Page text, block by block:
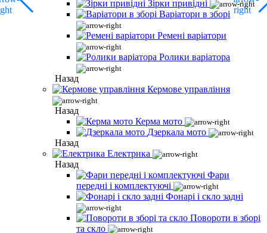
Зірки привідні
Варіатори в зборі
Ремені варіатори
Ролики варіатора
Назад
Кермове управління
Назад
Керма мото
Дзеркала мото
Назад
Електрика
Назад
Фари
передні і комплектуючі
Фонарі і скло задні
Повороти в зборі
та скло